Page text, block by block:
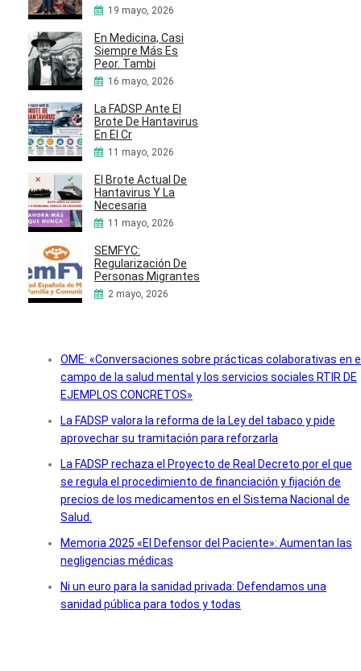
19 mayo, 2026
En Medicina, Casi
Siempre Más Es
Peor. Tambi
16 mayo, 2026
La FADSP Ante El
Brote De Hantavirus
En El Cr
11 mayo, 2026
El Brote Actual De
Hantavirus Y La
Necesaria
11 mayo, 2026
SEMFYC:
Regularización De
Personas Migrantes
2 mayo, 2026
OME: «Conversaciones sobre prácticas colaborativas en
campo de la salud mental y los servicios sociales RTIR DE
EJEMPLOS CONCRETOS»
La FADSP valora la reforma de la Ley del tabaco y pide
aprovechar su tramitación para reforzarla
La FADSP rechaza el Proyecto de Real Decreto por el que
se regula el procedimiento de financiación y fijación de
precios de los medicamentos en el Sistema Nacional de
Salud.
Memoria 2025 «El Defensor del Paciente»: Aumentan las
negligencias médicas
Ni un euro para la sanidad privada: Defendamos una
sanidad pública para todos y todas